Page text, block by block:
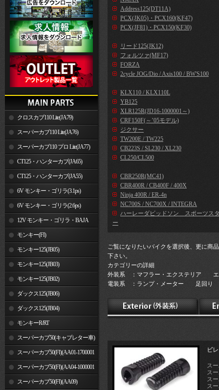
クロスカブ110 Lite(JA79)
スーパーカブ110 Lite(JA76)
スーパーカブ110 プロ Lite(JA77)
CT125・ハンターカブ(JA65)
CT125・ハンターカブ(JA55)
6V モンキー・ゴリラ(3.1ps)
6V モンキー・ゴリラ(2.6ps)
12V モンキー・ゴリラ・BAJA
モンキー(FI)
モンキー125(JB05)
モンキー125(JB03)
モンキー125(JB02)
ダックス125(JB06)
ダックス125(JB04)
モンキーR/RT
スーパーカブ50(キャブレター車)
スーパーカブ50(FI)(AA01-1700001
～) スーパーカブ50(FI)(AA04-1000001
～) スーパーカブ50(FI)(AA09)
Address125(DT11A)
PCX(JK05)・PCX160(KF47)
PCX(JF81)・PCX150(KF30)
リード125(JK12)
フォルツァ(MF17)
FORZA
2cycle JOG/Dio / Axis100 / BW'S100
KLX110 / KLX110L
YB125
XLR125R(JD16-1000001～)
CRF150F(～’05モデル)
ジクサー
TW200E / TW225
CB223S / SL230 / XL230
CL250/CL500
CBR250R(MC41)
CBR400R / CB400F / 400X
Ninja 400R / ER-4n
NC700S / NC700X / INTEGRA
ハーレーダビッドソン スポーツス
ー
ご覧になりたいバイクを選択後、更に商
下さい。
カテゴリーの詳細
外装系 ：マフラー・エクステリア エ
電装系 ：ランプ・メーター 足回り
ビ
ス
ス
ス
ス